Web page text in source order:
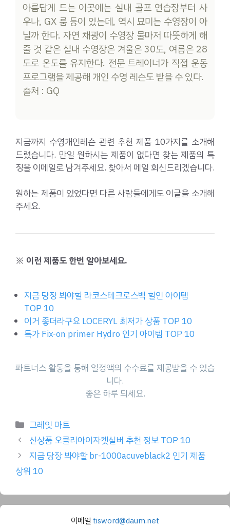
아름답게 드는 이곳에는 실내 골프 연습장부터 사
우나, GX 룸 등이 있는데, 역시 묘미는 수영장이 아
닐까 한다. 자연 채광이 수영장 물마저 따뜻하게 해
줄 것 같은 실내 수영장은 겨울은 30도, 여름은 28
도로 온도를 유지한다. 전문 트레이너가 직접 운동
프로그램을 제공해 개인 수영 레슨도 받을 수 있다.
출처 : GQ
지금까지 수영개인레슨 관련 추천 제품 10가지를 소개해
드렸습니다. 만일 원하시는 제품이 없다면 찾는 제품의 특
징을 이메일로 남겨주세요. 찾아서 메일 회신드리겠습니다.
원하는 제품이 있었다면 다른 사람들에게도 이글을 소개해
주세요.
※ 이런 제품도 한번 알아보세요.
지금 당장 봐야할 라코스테크로스백 할인 아이템
TOP 10
이거 좋더라구요 LOCERYL 최저가 상품 TOP 10
특가 Fix-on primer Hydro 인기 아이템 TOP 10
파트너스 활동을 통해 일정액의 수수료를 제공받을 수 있습
니다.
좋은 하루 되세요.
Categories
그레잇 마트
신상품 오클리아이자켓실버 추천 정보 TOP 10
지금 당장 봐야할 br-1000acuveblack2 인기 제품
상위 10
이메일 tisword@daum.net